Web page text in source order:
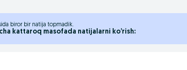
biror bir natija topmadik.
kattaroq masofada natijalarni ko’rish: